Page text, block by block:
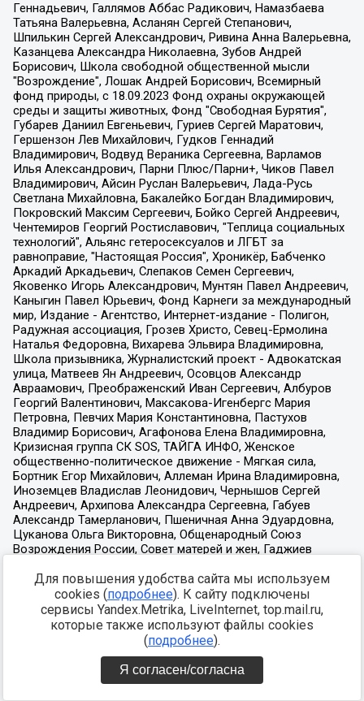
Для повышения удобства сайта мы используем
cookies (подробнее). К сайту подключены
сервисы Yandex.Metrika, LiveInternet, top.mail.ru,
которые также используют файлы cookies
(подробнее).
Я согласен/согласна